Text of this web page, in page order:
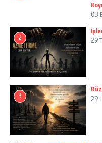
03
2 29
3 29